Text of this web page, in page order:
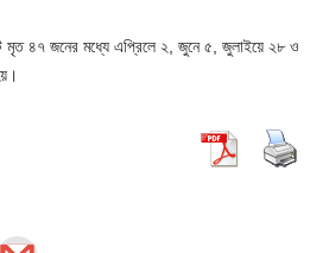
মৃত ৪৭ জনের মধ্যে এপ্রিলে ২, জুনে ৫, জুলাইয়ে ২৮ ও